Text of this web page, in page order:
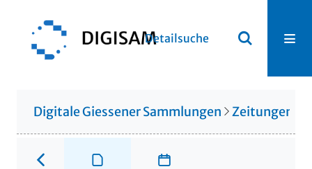
Detailsuche
Digitale Giessener Sammlungen Zeitungen